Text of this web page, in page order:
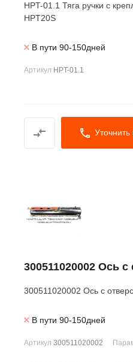
HPT-01.1 Тяга ручки с
HPT20S
В пути 90-150дней
Артикул HPT-01.1
Уточнить
300511020002 Ось с
300511020002 Ось с
В пути 90-150дней
Артикул 300511020002